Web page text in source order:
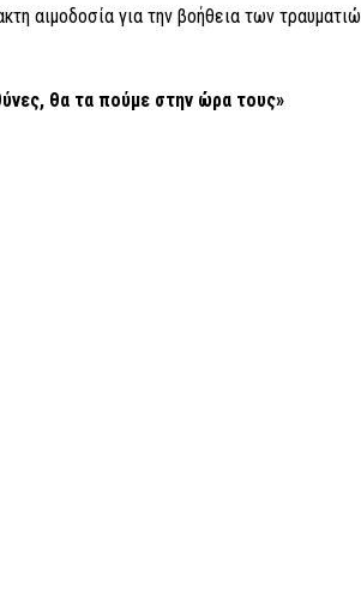
αιμοδοσία για την βοήθεια των
θα τα πούμε στην ώρα τους»